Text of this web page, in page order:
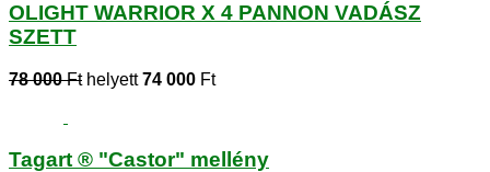
OLIGHT WARRIOR X 4 PANNON VADÁSZ
SZETT
78 000 Fthelyett74 000 Ft
Tagart ® "Castor" mellény